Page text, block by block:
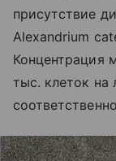
присутствие
Alexandrium
Концентрация
тыс. клеток на